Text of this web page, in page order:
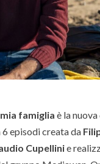
famiglia è la
episodi creata da
Cupellinie